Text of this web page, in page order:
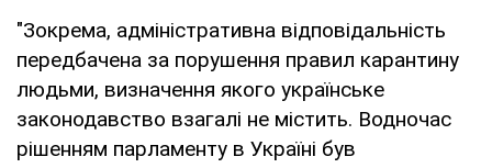
"Зокрема, адміністративна відповідальність
передбачена за порушення правил карантину
людьми, визначення якого українське
законодавство взагалі не містить. Водночас
рішенням парламенту в Україні був